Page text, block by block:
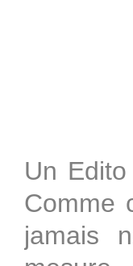
Un
Comme
jamais